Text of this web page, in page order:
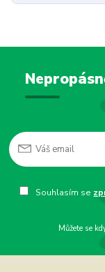
Souhlasím se
Můžete se